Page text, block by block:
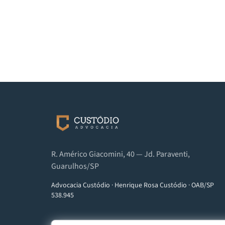
R. Américo Giacomini, 40 — Jd. Paraventi,
Guarulhos/SP
Advocacia Custódio · Henrique Rosa Custódio ·OAB/SP
538.945